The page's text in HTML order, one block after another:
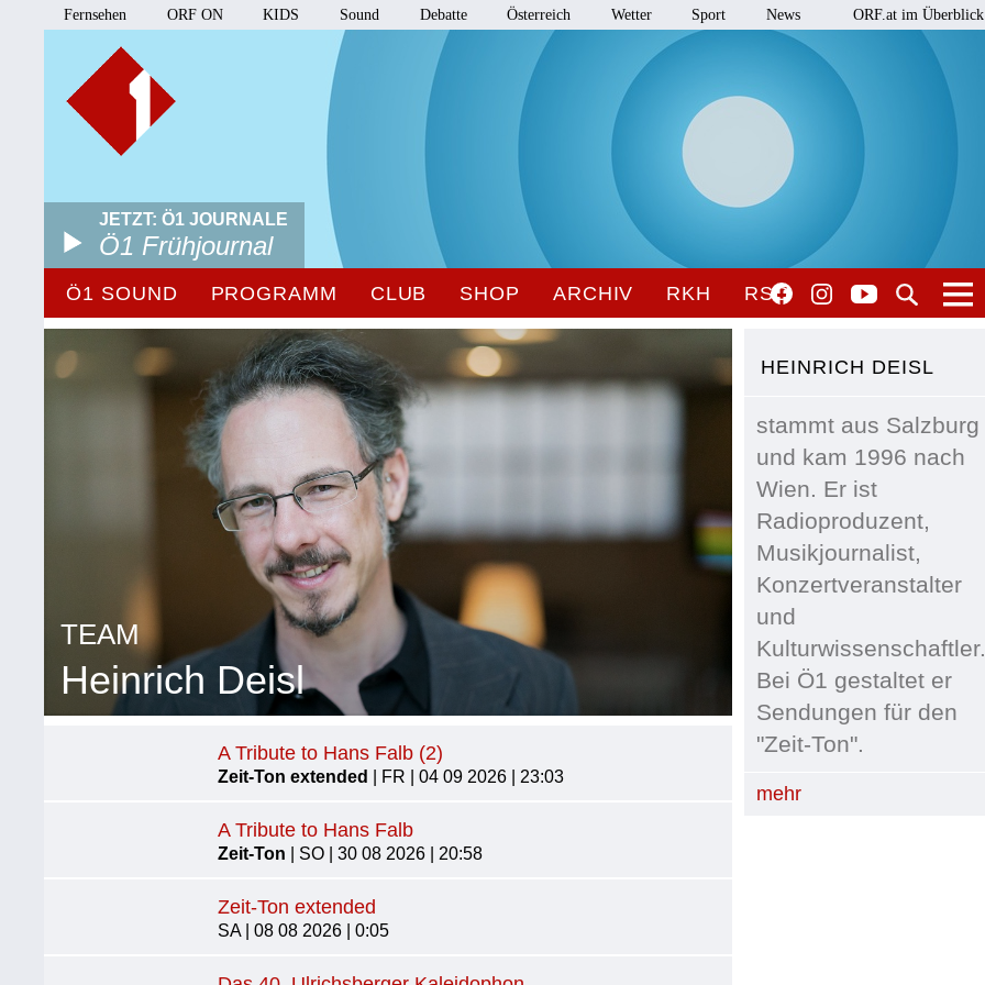
Fernsehen ORF ON KIDS Sound Debatte Österreich Wetter Sport News ORF.at im Überblick
JETZT: Ö1 JOURNALE
Ö1 Frühjournal
Ö1 SOUND PROGRAMM CLUB SHOP ARCHIV RKH RSO
TEAM
Heinrich Deisl
HEINRICH DEISL
stammt aus Salzburg
und kam 1996 nach
Wien. Er ist
Radioproduzent,
Musikjournalist,
Konzertveranstalter
und
Bei Ö1 gestaltet er
Sendungen für den
"Zeit-Ton".
mehr
A Tribute to Hans Falb (2)
Zeit-Ton extended | FR | 04 09 2026 | 23:03
A Tribute to Hans Falb
Zeit-Ton | SO | 30 08 2026 | 20:58
Zeit-Ton extended
SA | 08 08 2026 | 0:05